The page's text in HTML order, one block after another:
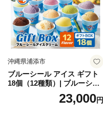
沖縄県浦添市
ブルーシール アイス ギフト
18個（12種類）| ブルーシー
ルアイス ブルーシールアイ
スクリーム 着日指定可能 送
23,000円